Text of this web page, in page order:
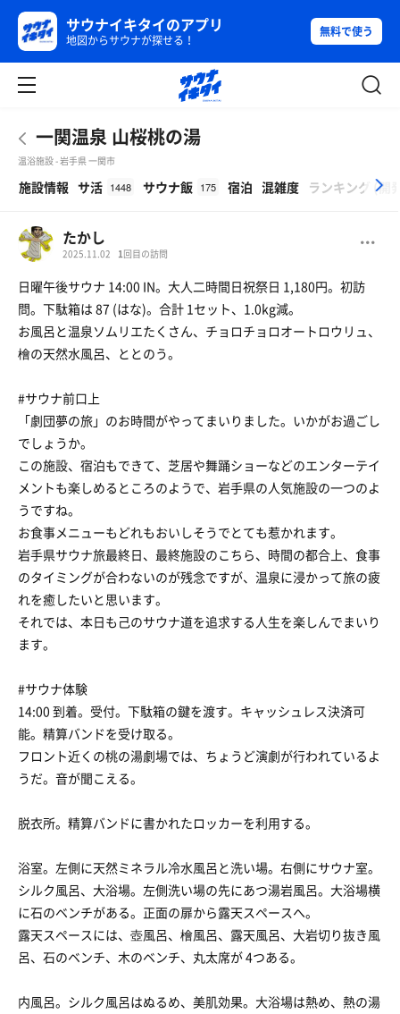
サウナイキタイのアプリ
地図からサウナが探せる！
無料で使う
一関温泉 山桜桃の湯
温浴施設 - 岩手県 一関市
施設情報 サ活 1448 サウナ飯 175 宿泊 混雑度 ランキング (開
たかし
2025.11.02 1 回目の訪問
日曜午後サウナ 14:00 IN。大人二時間日祝祭日 1,180円。初訪
問。下駄箱は 87 (はな)。合計 1セット、1.0kg減。
お風呂と温泉ソムリエたくさん、チョロチョロオートロウリュ、
檜の天然水風呂、ととのう。
#サウナ前口上
「劇団夢の旅」のお時間がやってまいりました。いかがお過ごし
でしょうか。
この施設、宿泊もできて、芝居や舞踊ショーなどのエンターテイ
メントも楽しめるところのようで、岩手県の人気施設の一つのよ
うですね。
お食事メニューもどれもおいしそうでとても惹かれます。
岩手県サウナ旅最終日、最終施設のこちら、時間の都合上、食事
のタイミングが合わないのが残念ですが、温泉に浸かって旅の疲
れを癒したいと思います。
それでは、本日も己のサウナ道を追求する人生を楽しんでまいり
ます。
#サウナ体験
14:00 到着。受付。下駄箱の鍵を渡す。キャッシュレス決済可
能。精算バンドを受け取る。
フロント近くの桃の湯劇場では、ちょうど演劇が行われているよ
うだ。音が聞こえる。
脱衣所。精算バンドに書かれたロッカーを利用する。
浴室。左側に天然ミネラル冷水風呂と洗い場。右側にサウナ室。
シルク風呂、大浴場。左側洗い場の先にあつ湯岩風呂。大浴場横
に石のベンチがある。正面の扉から露天スペースへ。
露天スペースには、壺風呂、檜風呂、露天風呂、大岩切り抜き風
呂、石のベンチ、木のベンチ、丸太席が 4つある。
内風呂。シルク風呂はぬるめ、美肌効果。大浴場は熱め、熱の湯